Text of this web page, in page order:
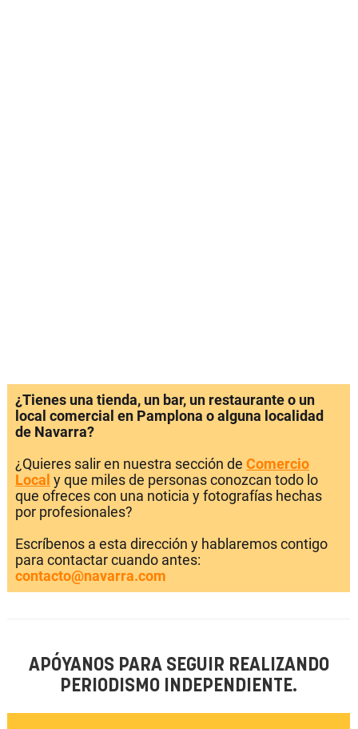
¿Tienes una tienda, un bar, un restaurante o un
local comercial en Pamplona o alguna localidad
de Navarra?
¿Quieres salir en nuestra sección de Comercio
Local y que miles de personas conozcan todo lo
que ofreces con una noticia y fotografías hechas
por profesionales?
Escríbenos a esta dirección y hablaremos contigo
para contactar cuando antes:
contacto@navarra.com
APÓYANOS PARA SEGUIR REALIZANDO
PERIODISMO INDEPENDIENTE.